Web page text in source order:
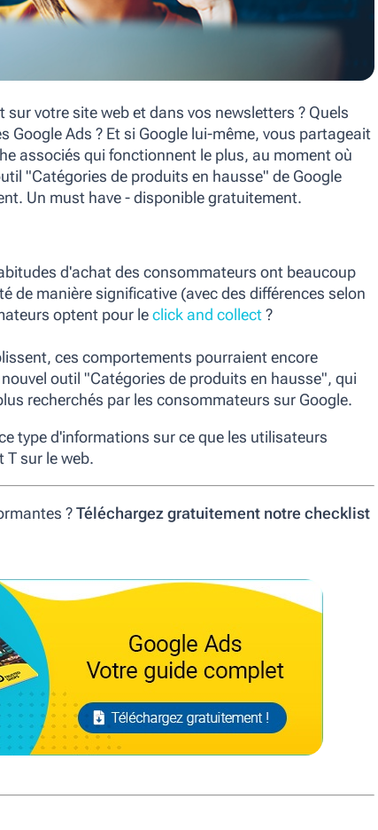
votre site web et dans vos newsletters ? Quels
Google Ads ? Et si Google lui-même, vous partageait
associés qui fonctionnent le plus, au moment où
"Catégories de produits en hausse" de Google
Un must have - disponible gratuitement.
d'achat des consommateurs ont beaucoup
de manière significative (avec des différences selon
optent pour leclick and collect?
ces comportements pourraient encore
nouvel outil "Catégories de produits en hausse", qui
recherchés par les consommateurs sur Google.
type d'informations sur ce que les utilisateurs
T sur le web.
?Téléchargez gratuitement notre checklist